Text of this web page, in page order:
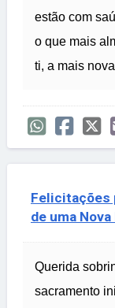
estão com
o que mais
ti, a mais
Felicitações
de uma
Querida
sacramento